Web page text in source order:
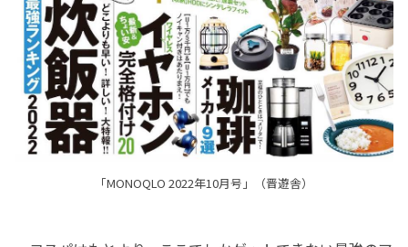
「MONOQLO 2022年10月号」（晋遊舎）